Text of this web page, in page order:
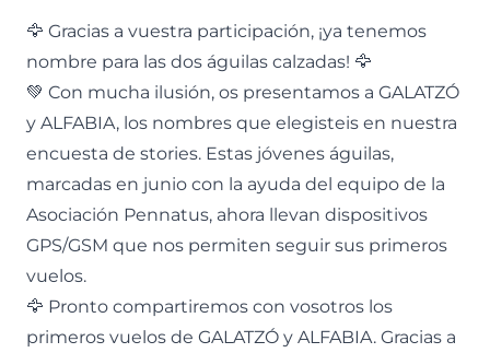
🦅 Gracias a vuestra participación, ¡ya tenemos
nombre para las dos águilas calzadas! 🦅
💚 Con mucha ilusión, os presentamos a GALATZÓ
y ALFABIA, los nombres que elegisteis en nuestra
encuesta de stories. Estas jóvenes águilas,
marcadas en junio con la ayuda del equipo de la
Asociación Pennatus, ahora llevan dispositivos
GPS/GSM que nos permiten seguir sus primeros
vuelos.
🦅 Pronto compartiremos con vosotros los
primeros vuelos de GALATZÓ y ALFABIA. Gracias a